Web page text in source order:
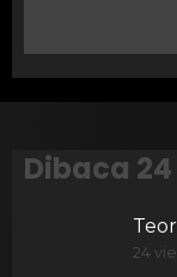
Dibaca
24